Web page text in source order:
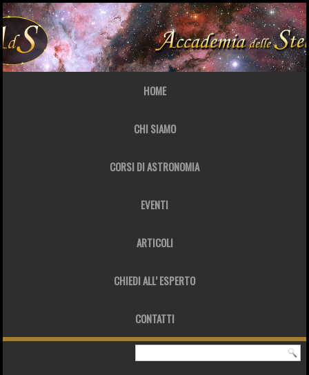
HOME
CHI SIAMO
CORSI DI ASTRONOMIA
EVENTI
ARTICOLI
CHIEDI ALL’ ESPERTO
CONTATTI